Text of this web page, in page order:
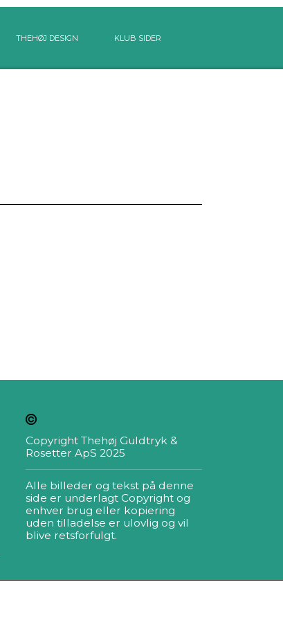
THEHØJ DESIGN KLUB SIDER
Copyright Thehøj Guldtryk &
Rosetter ApS 2025
Alle billeder og tekst på denne
side er underlagt Copyright og
enhver brug eller kopiering
uden tilladelse er ulovlig og vil
blive retsforfulgt.